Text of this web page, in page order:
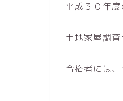
平成３０年
土地家屋調
合格者には、